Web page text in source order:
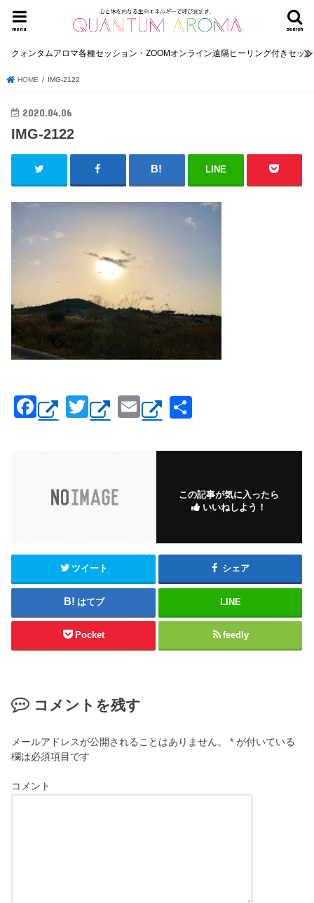
search
menu
クォンタムアロマ各種セッション・ZOOMオンライン遠隔ヒーリング付きセッ
HOME IMG-2122
2020.04.06
IMG-2122
LINE
F
a
T
wi
E
m
ail
この記事が気に入ったら
いいねしよう！
ツイート シェア
はてブ LINE
Pocket feedly
コメントを残す
メールアドレスが公開されることはありません。 * が付いている
欄は必須項目です
コメント